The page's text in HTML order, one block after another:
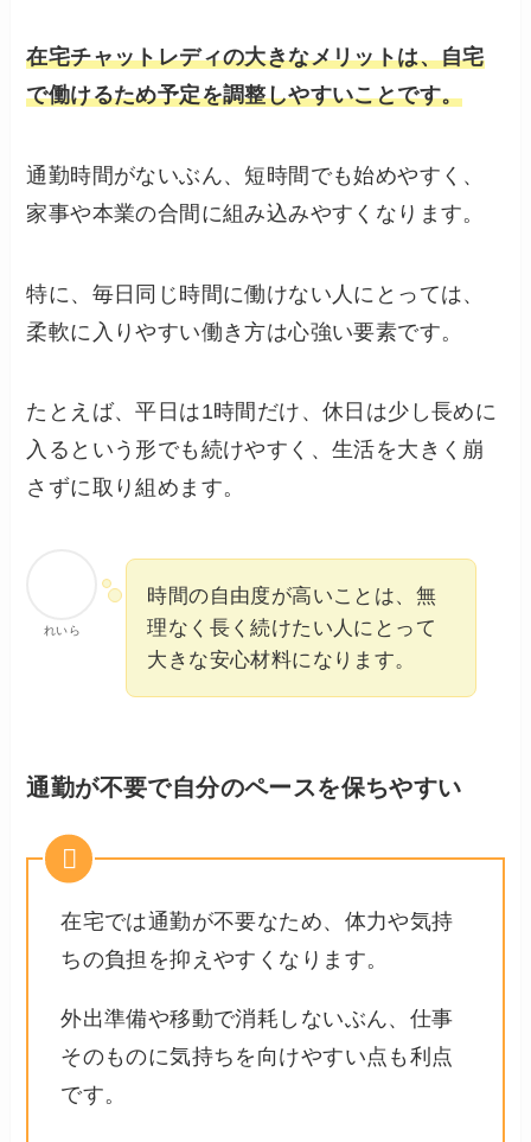
在宅チャットレディの大きなメリットは、自宅
で働けるため予定を調整しやすいことです。
通勤時間がないぶん、短時間でも始めやすく、
家事や本業の合間に組み込みやすくなります。
特に、毎日同じ時間に働けない人にとっては、
柔軟に入りやすい働き方は心強い要素です。
たとえば、平日は1時間だけ、休日は少し長めに
入るという形でも続けやすく、生活を大きく崩
さずに取り組めます。
れいら
時間の自由度が高いことは、無
理なく長く続けたい人にとって
大きな安心材料になります。
通勤が不要で自分のペースを保ちやすい
在宅では通勤が不要なため、体力や気持
ちの負担を抑えやすくなります。
外出準備や移動で消耗しないぶん、仕事
そのものに気持ちを向けやすい点も利点
です。